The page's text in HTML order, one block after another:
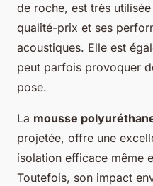
de roche, est très
qualité-prix et ses
acoustiques. Elle est
peut parfois provoquer
pose.
La mousse
projetée, offre une
isolation efficace même
Toutefois, son impact